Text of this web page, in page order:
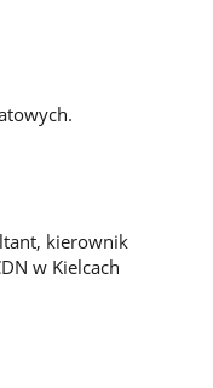
kierownik
w Kielcach